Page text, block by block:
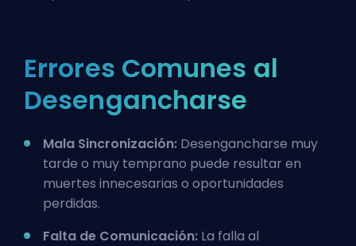
Errores Comunes al
Desengancharse
Mala Sincronización: Desengancharse muy
tarde o muy temprano puede resultar en
muertes innecesarias o oportunidades
perdidas.
Falta de Comunicación: La falla al